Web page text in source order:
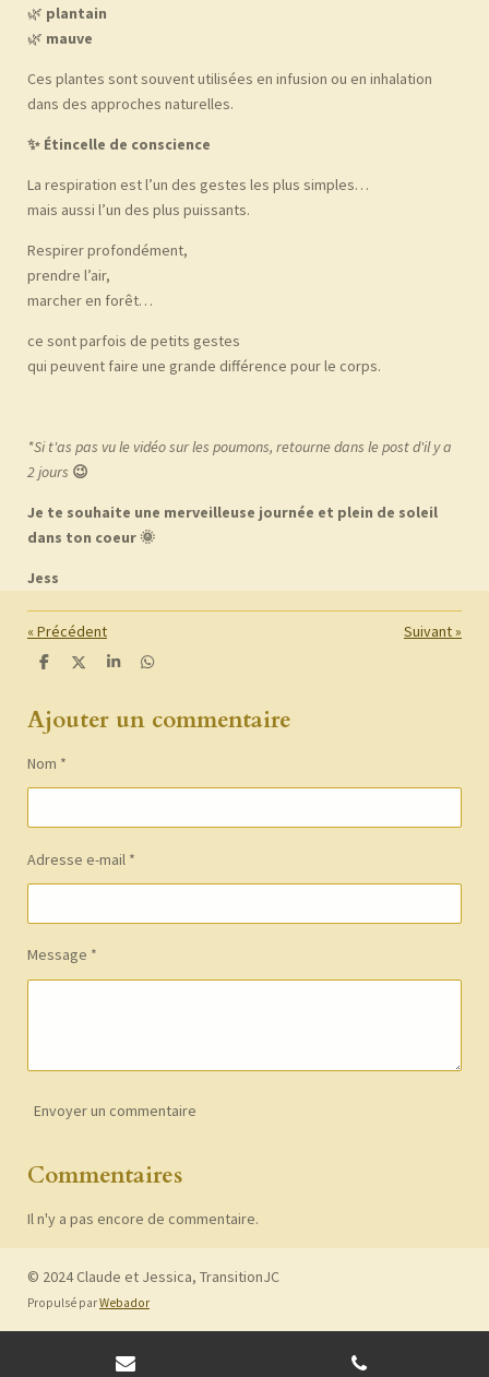
🌿 plantain
🌿 mauve
Ces plantes sont souvent utilisées en infusion ou en inhalation
dans des approches naturelles.
✨ Étincelle de conscience
La respiration est l’un des gestes les plus simples…
mais aussi l’un des plus puissants.
Respirer profondément,
prendre l’air,
marcher en forêt…
ce sont parfois de petits gestes
qui peuvent faire une grande différence pour le corps.
*Si t'as pas vu le vidéo sur les poumons, retourne dans le post d'il y a
2 jours 😉
Je te souhaite une merveilleuse journée et plein de soleil
dans ton coeur 🌞
Jess
«Précédent Suivant»
P
t
a
e
r
P
t
a
P
a
P
a
Ajouter un commentaire
Nom *
Adresse e-mail *
Message *
Envoyer un commentaire
Commentaires
Il n'y a pas encore de commentaire.
© 2024 Claude et Jessica, TransitionJC
Propulsé parWebador